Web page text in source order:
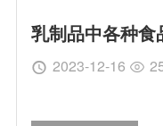
乳制品中各种
 2023-12-16 